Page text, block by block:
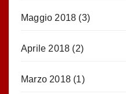
Maggio 2018 (3)
Aprile 2018 (2)
Marzo 2018 (1)